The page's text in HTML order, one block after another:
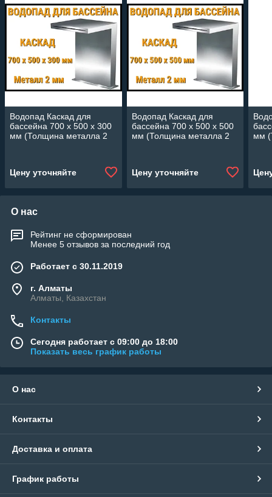
Водопад Каскад для
бассейна 700 x 500 x 300
мм (Толщина металла 2
Цену уточняйте
Водопад Каскад для
бассейна 700 x 500 x 500
мм (Толщина металла 2
Цену уточняйте
мм
О нас
Рейтинг не сформирован
Менее 5 отзывов за последний год
Работает с 30.11.2019
г. Алматы
Алматы, Казахстан
Контакты
Сегодня работает с 09:00 до 18:00
Показать весь график работы
О нас
Контакты
Доставка и оплата
График работы